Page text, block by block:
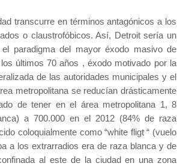
transcurre en términos antagónicos a los
o claustrofóbicos. Así, Detroit sería un
paradigma del mayor éxodo masivo de
últimos 70 años , éxodo motivado por la
de las autoridades municipales y el
metropolitana se reducían drásticamente
de tener en el área metropolitana 1, 8
a 700.000 en el 2012 (84% de raza
coloquialmente como “white fligt “ (vuelo
a los extrarradios era de raza blanca y de
al este de la ciudad en una zona